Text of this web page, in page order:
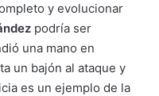
y evolucionar
podría ser
una mano en
un bajón al ataque y
es un ejemplo de la